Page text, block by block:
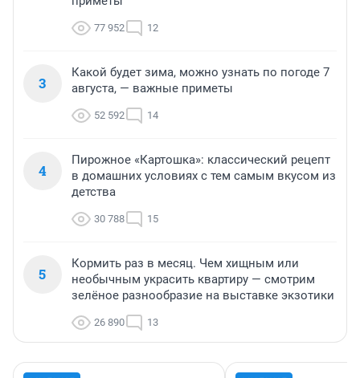
77 952 12
3
Какой будет зима, можно узнать по погоде 7
августа, — важные приметы
52 592 14
4
Пирожное «Картошка»: классический рецепт
в домашних условиях с тем самым вкусом из
детства
30 788 15
5
Кормить раз в месяц. Чем хищным или
необычным украсить квартиру — смотрим
зелёное разнообразие на выставке экзотики
26 890 13